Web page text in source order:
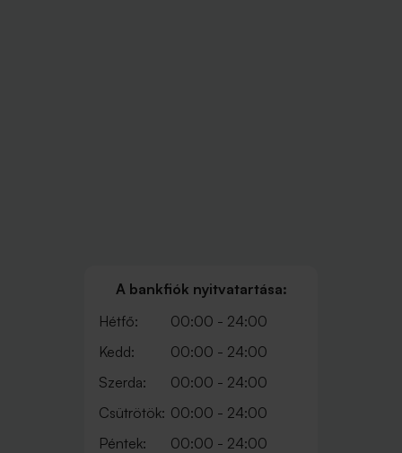
A bankfiók nyitvatartása:
Hétfő:
00:00 - 24:00
Kedd:
00:00 - 24:00
Szerda:
00:00 - 24:00
Csütrötök: 00:00 - 24:00
Péntek:
00:00 - 24:00